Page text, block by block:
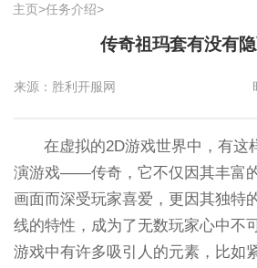
主页>任务介绍>
传奇祖玛套有没有
来源：胜利开服网
在虚拟的2D游戏世界中，有这
演游戏——传奇，它不仅因其丰富
画面而深受玩家喜爱，更因其独特
线的特性，成为了无数玩家心中不
游戏中有许多吸引人的元素，比如